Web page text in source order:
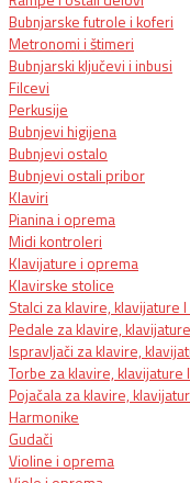
Bubnjarske futrole i koferi
Metronomi i štimeri
Bubnjarski ključevi i inbusi
Filcevi
Perkusije
Bubnjevi higijena
Bubnjevi ostalo
Bubnjevi ostali pribor
Klaviri
Pianina i oprema
Midi kontroleri
Klavijature i oprema
Klavirske stolice
Stalci za klavire, klavijature
Pedale za klavire,
Ispravljači za klavire,
Torbe za klavire, klavijature
Pojačala za klavire,
Harmonike
Gudači
Violine i oprema